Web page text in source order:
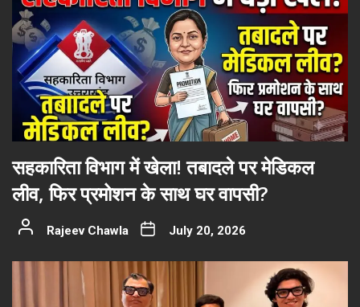
सहकारिता विभाग में खेला! तबादले पर मेडिकल
लीव, फिर प्रमोशन के साथ घर वापसी?
Rajeev Chawla July 20, 2026